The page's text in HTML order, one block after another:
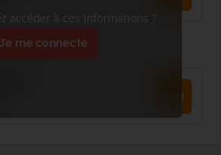
accéder à ces informations ?
Je me connecte